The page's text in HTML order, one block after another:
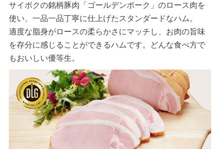
サイボクの銘柄豚肉「ゴールデンポーク」のロース肉を
使い、一品一品丁寧に仕上げたスタンダードなハム。
適度な脂身がロースの柔らかさにマッチし、お肉の旨味
を存分に感じることができるハムです。どんな食べ方で
もおいしい優等生。